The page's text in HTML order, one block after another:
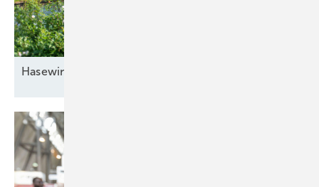
Hasewind lädt ein zu drei Events im Oktober